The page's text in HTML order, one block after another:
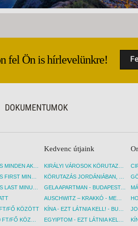
fel Ön is hírlevelünkre!
DOKUMENTUMOK
FŐ KÖZÖTT
Kedvenc útjaink
GELA APARTMAN - BUDAPEST, REPÜLŐ